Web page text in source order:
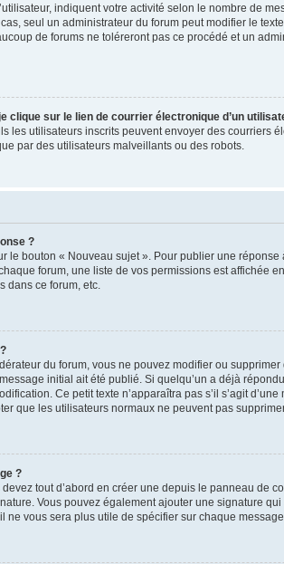
indiquent votre activité selon le nombre de
seul un administrateur du forum peut modifier le
de forums ne toléreront pas ce procédé et un
clique sur le lien de courrier électronique d’un
les utilisateurs inscrits peuvent envoyer des courriers
par des utilisateurs malveillants ou des robots.
?
le bouton « Nouveau sujet ». Pour publier une
forum, une liste de vos permissions est affichée
dans ce forum, etc.
du forum, vous ne pouvez modifier ou
initial ait été publié. Si quelqu’un a déjà
Ce petit texte n’apparaîtra pas s’il s’agit
que les utilisateurs normaux ne peuvent pas
?
tout d’abord en créer une depuis le panneau de
Vous pouvez également ajouter une signature
vous sera plus utile de spécifier sur chaque